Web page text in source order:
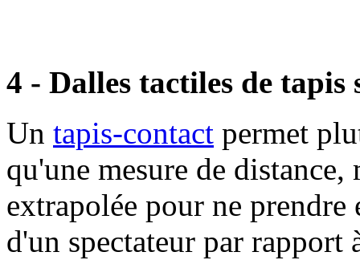
4 - Dalles tactiles de tapis
Un tapis-contact permet
qu'une mesure de
extrapolée pour ne prendre
d'un spectateur par rapport